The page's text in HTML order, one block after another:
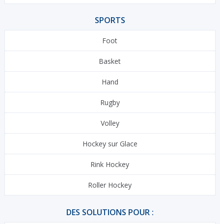
SPORTS
Foot
Basket
Hand
Rugby
Volley
Hockey sur Glace
Rink Hockey
Roller Hockey
DES SOLUTIONS POUR :